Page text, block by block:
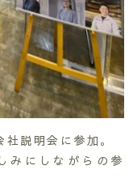
説明会に参加。
みにしながらの参